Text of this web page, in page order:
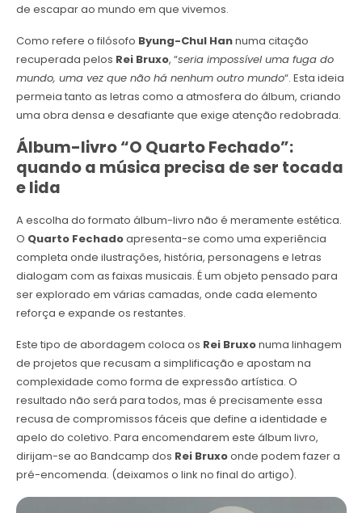
de escapar ao mundo em que vivemos.
Como refere o filósofo Byung-Chul Hannuma citação
recuperada pelos Rei Bruxo, “seria impossível uma fuga do
mundo, uma vez que não há nenhum outro mundo“. Esta ideia
permeia tanto as letras como a atmosfera do álbum, criando
uma obra densa e desafiante que exige atenção redobrada.
Álbum-livro “O Quarto Fechado”:
quando a música precisa de ser tocada
e lida
A escolha do formato álbum-livro não é meramente estética.
O Quarto Fechadoapresenta-se como uma experiência
completa onde ilustrações, história, personagens e letras
dialogam com as faixas musicais. É um objeto pensado para
ser explorado em várias camadas, onde cada elemento
reforça e expande os restantes.
Este tipo de abordagem coloca os Rei Bruxonuma linhagem
de projetos que recusam a simplificação e apostam na
complexidade como forma de expressão artística. O
resultado não será para todos, mas é precisamente essa
recusa de compromissos fáceis que define a identidade e
apelo do coletivo. Para encomendarem este álbum livro,
dirijam-se ao Bandcamp dos Rei Bruxoonde podem fazer a
pré-encomenda. (deixamos o link no final do artigo).